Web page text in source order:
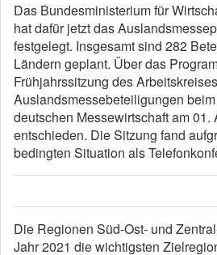
Das Bundesministerium für
hat dafür jetzt das
festgelegt. Insgesamt sind 282
Ländern geplant. Über das
Frühjahrssitzung des
Auslandsmessebeteiligungen
deutschen Messewirtschaft am
entschieden. Die Sitzung fand
bedingten Situation als
Die Regionen Süd-Ost- und
Jahr 2021 die wichtigsten